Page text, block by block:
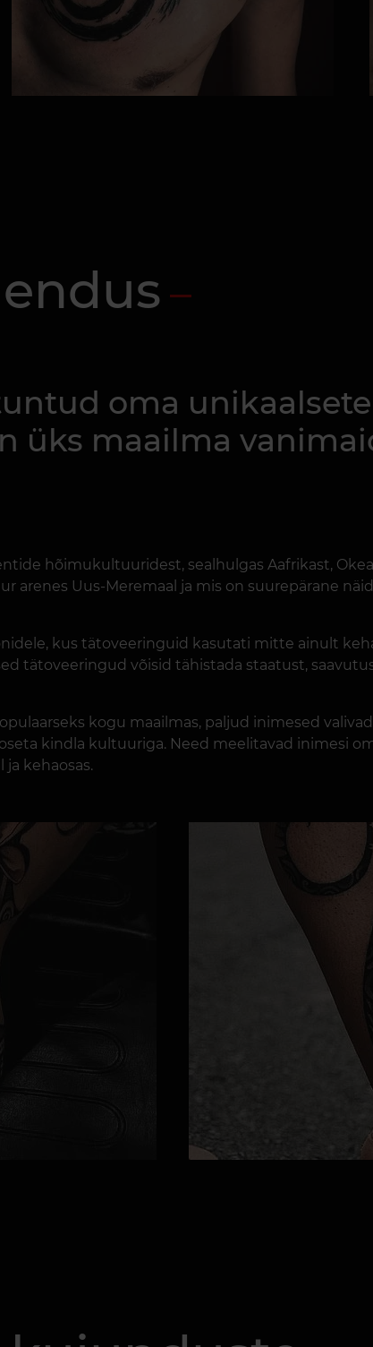
oma
üks maailma
hõimukultuuridest, sealhulgas Aafrikast,
Uus-Meremaal ja mis on suurepärane
kus tätoveeringuid kasutati mitte ainult
tätoveeringud võisid tähistada staatust,
kogu maailmas, paljud inimesed
kindla kultuuriga. Need meelitavad inimesi
kehaosas.